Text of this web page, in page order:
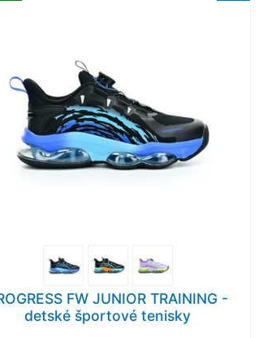
FW JUNIOR TRAINING -
detské športové tenisky